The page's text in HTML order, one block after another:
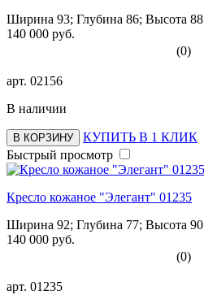
Ширина 93; Глубина 86; Высота 88
140 000 руб.
(0)
арт. 02156
В наличии
В КОРЗИНУ
КУПИТЬ В 1 КЛИК
Быстрый просмотр
Кресло кожаное "Элегант" 01235
Ширина 92; Глубина 77; Высота 90
140 000 руб.
(0)
арт. 01235